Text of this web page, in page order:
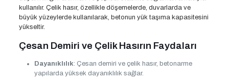
kullanılır. Çelik hasır, özellikle döşemelerde, duvarlarda ve
büyük yüzeylerde kullanılarak, betonun yük taşıma kapasitesini
yükseltir.
Çesan Demiri ve Çelik Hasırın Faydaları
Dayanıklılık: Çesan demiri ve çelik hasır, betonarme
yapılarda yüksek dayanıklılık sağlar.